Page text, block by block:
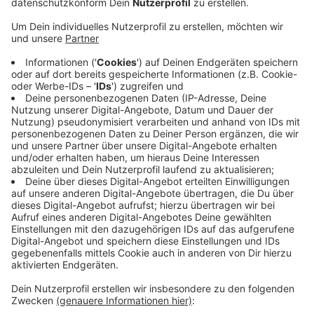
Veröffentlicht:Freitag, 23.10.2020 15:20
Anzeige
Später wurde ein weiterer Einbruch in der
Denglerstraße in Plittersdorf gemeldet. Auch hier
waren Unbekannte in eine Wohnung in einem
Mehrfamilienhaus eingebrochen, im Zeitraum zwischen
9 Uhr morgens und 1 Uhr nachts. Die Diebe nahmen
Bargeld und eine Uhr mit. Wer im Tatzeitraum
verdächtige Personen oder Fahrzeuge gesehen hat,
meldet sich bitte bei der Bonner Polizei.CM